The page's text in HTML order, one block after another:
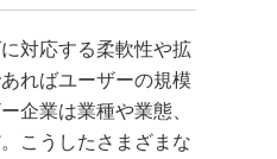
対応する柔軟性や拡
ればユーザーの規模
企業は業種や業態、
こうしたさまざまな